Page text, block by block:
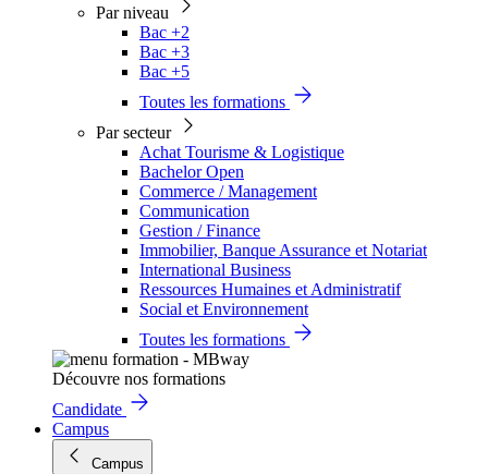
Par niveau
Bac +2
Bac +3
Bac +5
Toutes les formations
Par secteur
Achat Tourisme & Logistique
Bachelor Open
Commerce / Management
Communication
Gestion / Finance
Immobilier, Banque Assurance et Notariat
International Business
Ressources Humaines et Administratif
Social et Environnement
Toutes les formations
Découvre nos formations
Candidate
Campus
Campus